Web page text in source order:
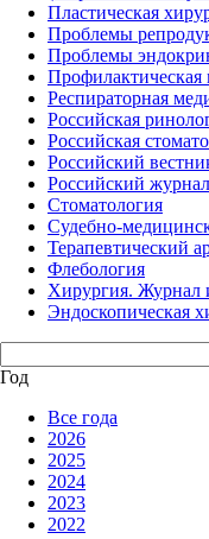
Пластическая
Проблемы
Проблемы
Профилактическая
Респираторная
Российская
Российская
Российский
Российский
Стоматология
Судебно-
Терапевтический
Флебология
Хирургия.
Эндоскопическая
Год
Все года
2026
2025
2024
2023
2022